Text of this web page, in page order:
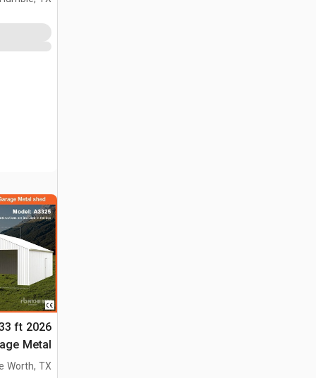
33 ft
محمول (Unused)
Worth, TX